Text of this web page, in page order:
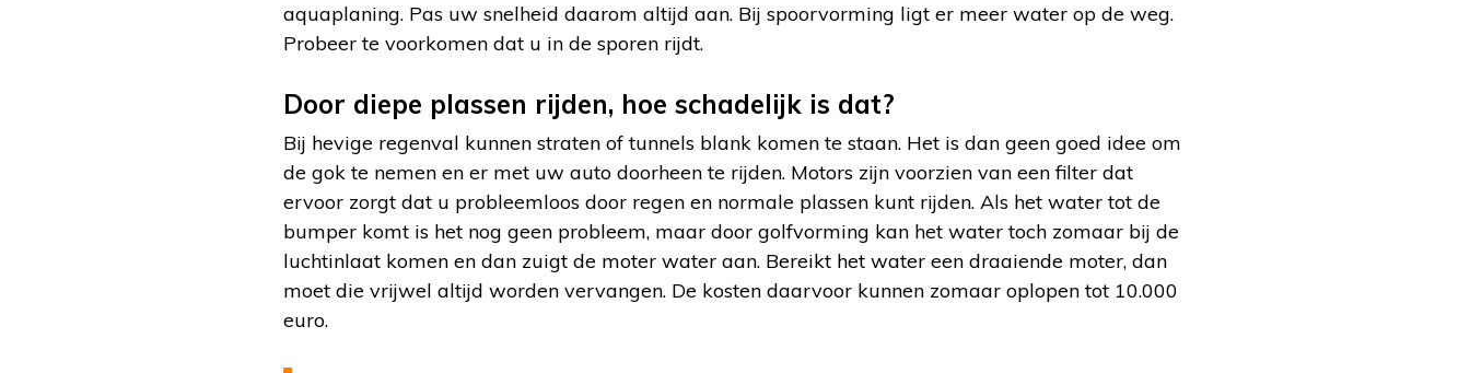
aquaplaning. Pas uw snelheid daarom altijd aan. Bij spoorvorming ligt er meer water op de weg.
Probeer te voorkomen dat u in de sporen rijdt.
Door diepe plassen rijden, hoe schadelijk is dat?
Bij hevige regenval kunnen straten of tunnels blank komen te staan. Het is dan geen goed idee om
de gok te nemen en er met uw auto doorheen te rijden. Motors zijn voorzien van een filter dat
ervoor zorgt dat u probleemloos door regen en normale plassen kunt rijden. Als het water tot de
bumper komt is het nog geen probleem, maar door golfvorming kan het water toch zomaar bij de
luchtinlaat komen en dan zuigt de moter water aan. Bereikt het water een draaiende moter, dan
moet die vrijwel altijd worden vervangen. De kosten daarvoor kunnen zomaar oplopen tot 10.000
euro.